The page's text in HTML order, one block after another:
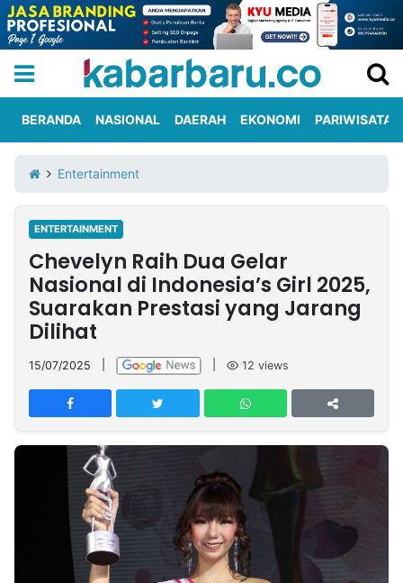
Iklan
Berita
Kami
Nasional
International
Olahraga
Entertainment
Daerah
Pariwisata
Kuliner
Kolom
Network
PT
TREETAN
MULTIMEDIA
INDONESIA
Dinamikapost.com
Seedbacklink
BERANDA NASIONAL DAERAH EKONOMI PARIWISATA
Entertainment
ENTERTAINMENT
Chevelyn Raih Dua Gelar
Nasional di Indonesia’s Girl 2025,
Suarakan Prestasi yang Jarang
Dilihat
15/07/2025 12 views